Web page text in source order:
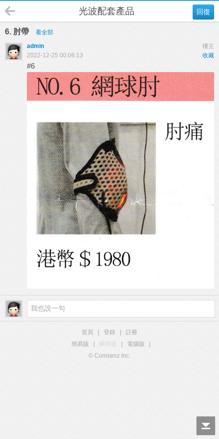
回復
光波配套產品
6. 肘帶
看全部
樓主
admin
收藏
2022-12-25 00:06:13
#6
首頁 登錄
註冊
簡易版
觸屏版 電腦版
© Comsenz Inc.